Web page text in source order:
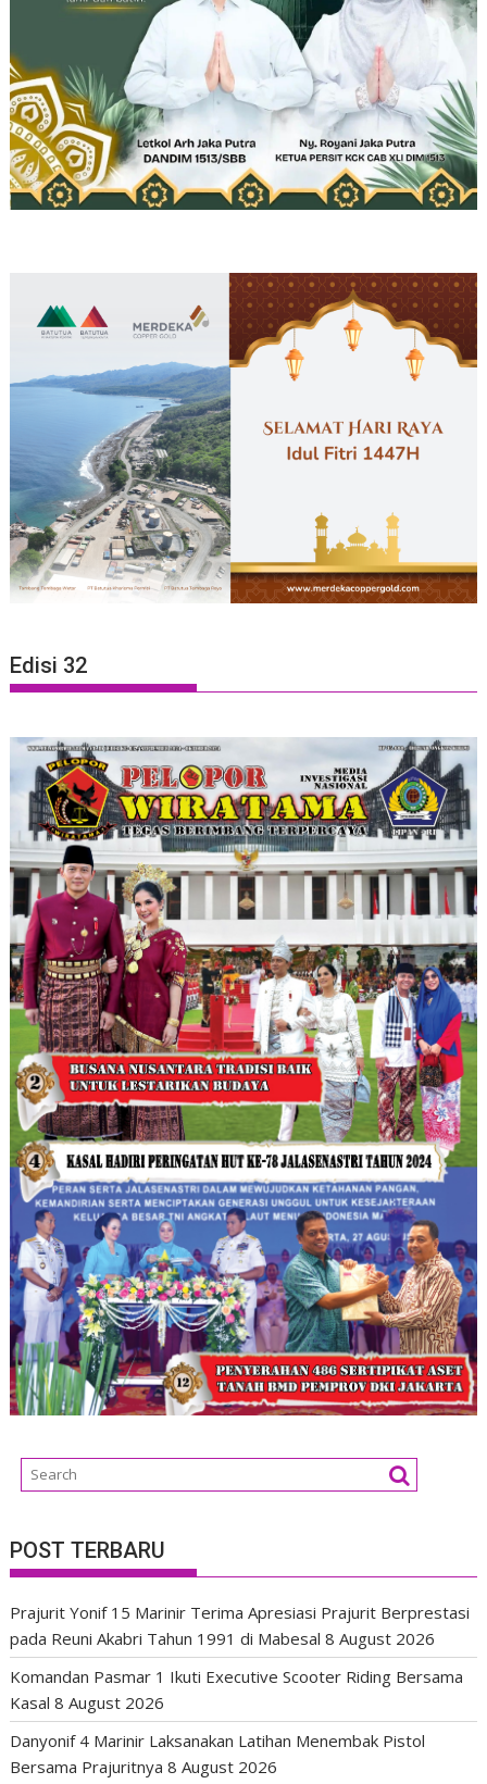
Edisi 32
POST TERBARU
Prajurit Yonif 15 Marinir Terima Apresiasi Prajurit Berprestasi
pada Reuni Akabri Tahun 1991 di Mabesal 8 August 2026
Komandan Pasmar 1 Ikuti Executive Scooter Riding Bersama
Kasal 8 August 2026
Danyonif 4 Marinir Laksanakan Latihan Menembak Pistol
Bersama Prajuritnya 8 August 2026